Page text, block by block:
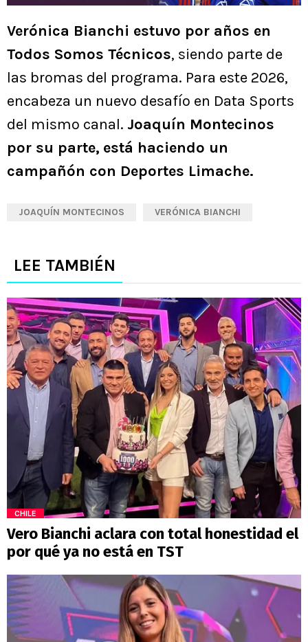
Verónica Bianchi estuvo por años en
Todos Somos Técnicos, siendo parte de
las bromas del programa. Para este 2026,
encabeza un nuevo desafío en Data Sports
del mismo canal. Joaquín Montecinos
por su parte, está haciendo un
campañón con Deportes Limache.
JOAQUÍN MONTECINOS VERÓNICA BIANCHI
LEE TAMBIÉN
CHILE
Vero Bianchi aclara con total honestidad el
por qué ya no está en TST